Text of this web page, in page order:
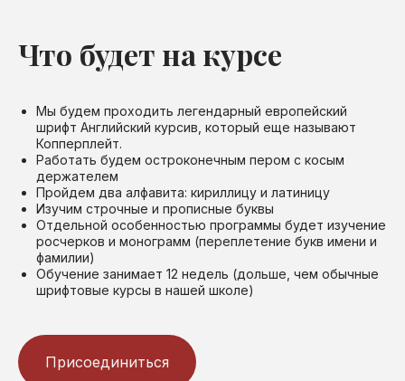
Что будет на курсе
Мы будем проходить легендарный европейский
шрифт Английский курсив, который еще называют
Копперплейт.
Работать будем остроконечным пером с косым
держателем
Пройдем два алфавита: кириллицу и латиницу
Изучим строчные и прописные буквы
Отдельной особенностью программы будет изучение
росчерков и монограмм (переплетение букв имени и
фамилии)
Обучение занимает 12 недель (дольше, чем обычные
шрифтовые курсы в нашей школе)
Присоединиться